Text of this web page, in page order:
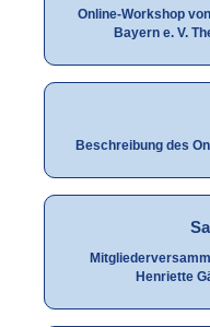
Online-Workshop
Bayern e. V.
Beschreibung des
Henriette